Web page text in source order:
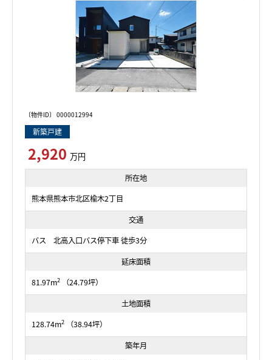
〔物件ID〕 0000012994
新築戸建
2,920 万円
所在地
熊本県熊本市北区楡木2丁目
交通
バス 北高入口バス停下車 徒歩3分
延床面積
81.97m2
（24.79坪）
土地面積
128.74m2
（38.94坪）
築年月